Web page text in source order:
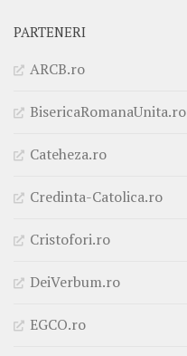
PARTENERI
ARCB.ro
BisericaRomanaUnita.ro
Cateheza.ro
Credinta-Catolica.ro
Cristofori.ro
DeiVerbum.ro
EGCO.ro